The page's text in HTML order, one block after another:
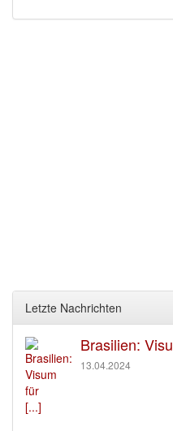
Letzte Nachrichten
Brasilien:
13.04.2024
[...]